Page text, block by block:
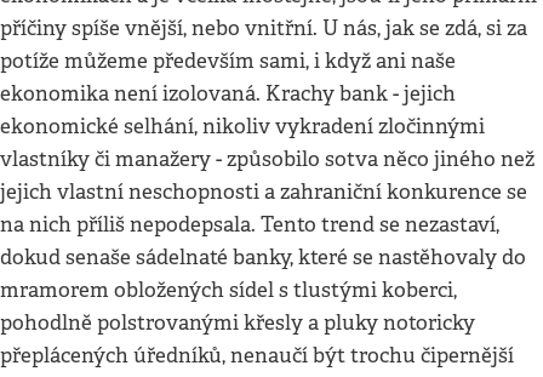
příčiny spíše vnější, nebo vnitřní. U nás, jak se zdá, si za
potíže můžeme především sami, i když ani naše
ekonomika není izolovaná. Krachy bank - jejich
ekonomické selhání, nikoliv vykradení zločinnými
vlastníky či manažery - způsobilo sotva něco jiného než
jejich vlastní neschopnosti a zahraniční konkurence se
na nich příliš nepodepsala. Tento trend se nezastaví,
dokud senaše sádelnaté banky, které se nastěhovaly do
mramorem obložených sídel s tlustými koberci,
pohodlně polstrovanými křesly a pluky notoricky
přeplácených úředníků, nenaučí být trochu čipernější